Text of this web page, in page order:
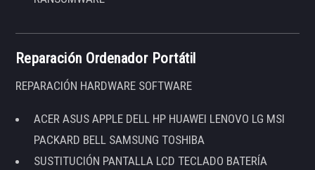
Reparación Ordenador Portátil
REPARACIÓN HARDWARE SOFTWARE
ACER ASUS APPLE DELL HP HUAWEI LENOVO LG MSI
PACKARD BELL SAMSUNG TOSHIBA
SUSTITUCIÓN PANTALLA LCD TECLADO BATERÍA